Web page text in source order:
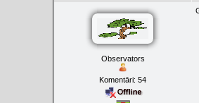
Observators
Komentāri: 54